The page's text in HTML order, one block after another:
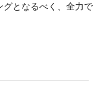
となるべく、全力で